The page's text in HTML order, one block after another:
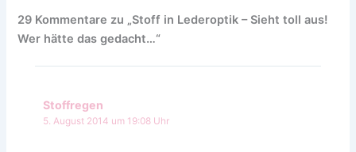
29 Kommentare zu „Stoff in Lederoptik – Sieht toll aus!
Wer hätte das gedacht…“
Stoffregen
5. August 2014 um 19:08 Uhr